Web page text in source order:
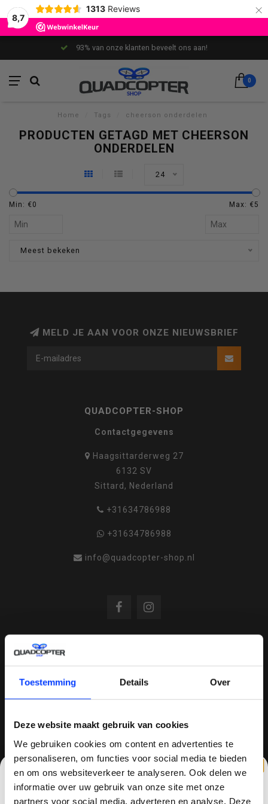
Toestemming Details Over
Deze website maakt gebruik van cookies
We gebruiken cookies om content en advertenties te
personaliseren, om functies voor social media te bieden
en om ons websiteverkeer te analyseren. Ook delen we
informatie over uw gebruik van onze site met onze
partners voor social media, adverteren en analyse. Deze
8,7
1313 Reviews ×
93% van onze klanten beveelt ons aan!
0
Home Tags cheerson onderdelen
PRODUCTEN GETAGD MET CHEERSON
ONDERDELEN
24
Min: €0 Max: €5
Meest bekeken
MELD JE AAN VOOR ONZE NIEUWSBRIEF
QUADCOPTER-SHOP
Contactgegevens
Haagsittarderweg 27
6132 SV
Sittard, Nederland
+31634786988
+31634786988
info@quadcopter-shop.nl
QUADCOPTER-SHOP.NL
Sinds 2014 is quadcopter-shop een bekende
speler op het gebied van drones, quadcopters,